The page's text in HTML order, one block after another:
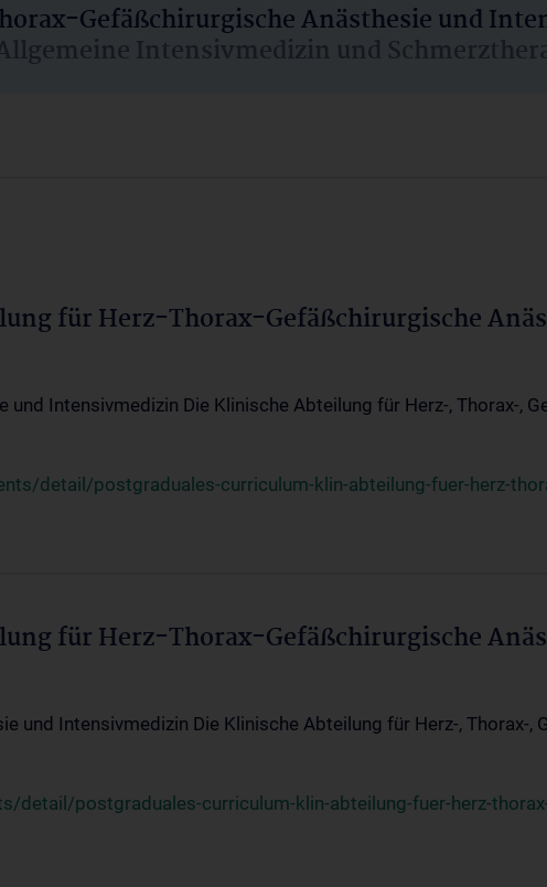
Gefäßchirurgische Anästhesie und
Intensivmedizin und
für Herz-Thorax-Gefäßchirurgische
Intensivmedizin Die Klinische Abteilung für Herz-, Thorax-,
detail/postgraduales-curriculum-klin-abteilung-fuer-herz-
für Herz-Thorax-Gefäßchirurgische
und Intensivmedizin Die Klinische Abteilung für Herz-, Thorax-,
detail/postgraduales-curriculum-klin-abteilung-fuer-herz-